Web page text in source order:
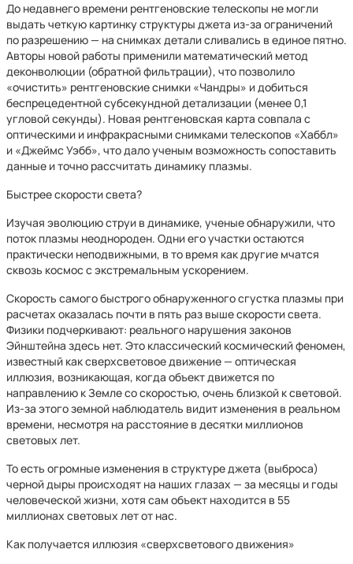
До недавнего времени рентгеновские телескопы не могли
выдать четкую картинку структуры джета из-за ограничений
по разрешению — на снимках детали сливались в единое пятно.
Авторы новой работы применили математический метод
деконволюции (обратной фильтрации), что позволило
«очистить» рентгеновские снимки «Чандры» и добиться
беспрецедентной субсекундной детализации (менее 0,1
угловой секунды). Новая рентгеновская карта совпала с
оптическими и инфракрасными снимками телескопов «Хаббл»
и «Джеймс Уэбб», что дало ученым возможность сопоставить
данные и точно рассчитать динамику плазмы.
Быстрее скорости света?
Изучая эволюцию струи в динамике, ученые обнаружили, что
поток плазмы неоднороден. Одни его участки остаются
практически неподвижными, в то время как другие мчатся
сквозь космос с экстремальным ускорением.
Скорость самого быстрого обнаруженного сгустка плазмы при
расчетах оказалась почти в пять раз выше скорости света.
Физики подчеркивают: реального нарушения законов
Эйнштейна здесь нет. Это классический космический феномен,
известный как сверхсветовое движение — оптическая
иллюзия, возникающая, когда объект движется по
направлению к Земле со скоростью, очень близкой к световой.
Из-за этого земной наблюдатель видит изменения в реальном
времени, несмотря на расстояние в десятки миллионов
световых лет.
То есть огромные изменения в структуре джета (выброса)
черной дыры происходят на наших глазах — за месяцы и годы
человеческой жизни, хотя сам объект находится в 55
миллионах световых лет от нас.
Как получается иллюзия «сверхсветового движения»